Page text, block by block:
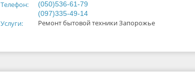
Телефон:
(050)536-61-79
(097)335-49-14
Услуги: Ремонт бытовой техники Запорожье